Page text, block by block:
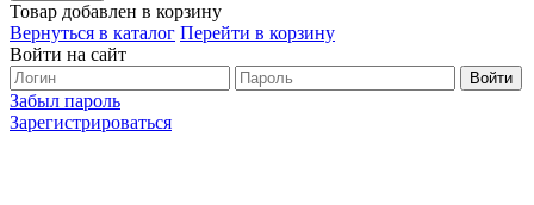
Товар добавлен в корзину
Вернуться в каталог Перейти в корзину
Войти на сайт
Войти
Забыл пароль
Зарегистрироваться